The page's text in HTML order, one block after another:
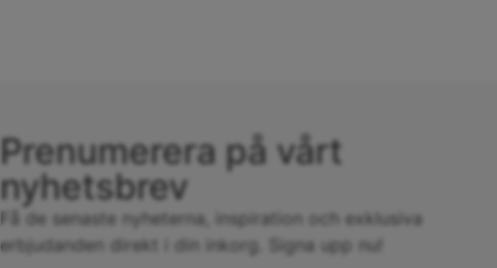
Prenumerera på vårt
nyhetsbrev
Få de senaste nyheterna, inspiration och exklusiva
erbjudanden direkt i din inkorg. Signa upp nu!